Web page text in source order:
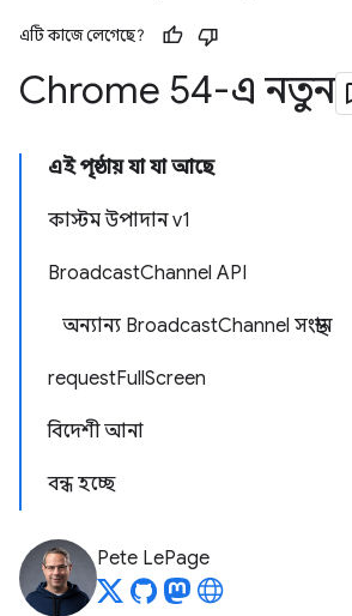
এটি কাজে লেগেছে?
Chrome 54-এ নতুন
এই পৃষ্ঠায় যা যা আছে
কাস্টম উপাদান v1
BroadcastChannel API
অন্যান্য BroadcastChannel সংস্থান
requestFullScreen
বিদেশী আনা
বন্ধ হচ্ছে
Pete LePage